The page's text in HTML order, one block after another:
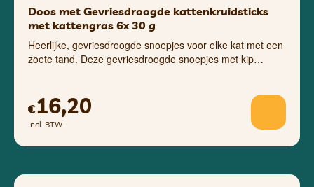
Doos met Gevriesdroogde kattenkruidsticks
met kattengras 6x 30 g
Heerlijke, gevriesdroogde snoepjes voor elke kat met een
zoete tand. Deze gevriesdroogde snoepjes met kip…
€16,20
Incl. BTW